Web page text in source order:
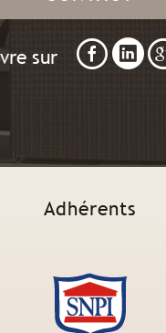
sur
Adhérents